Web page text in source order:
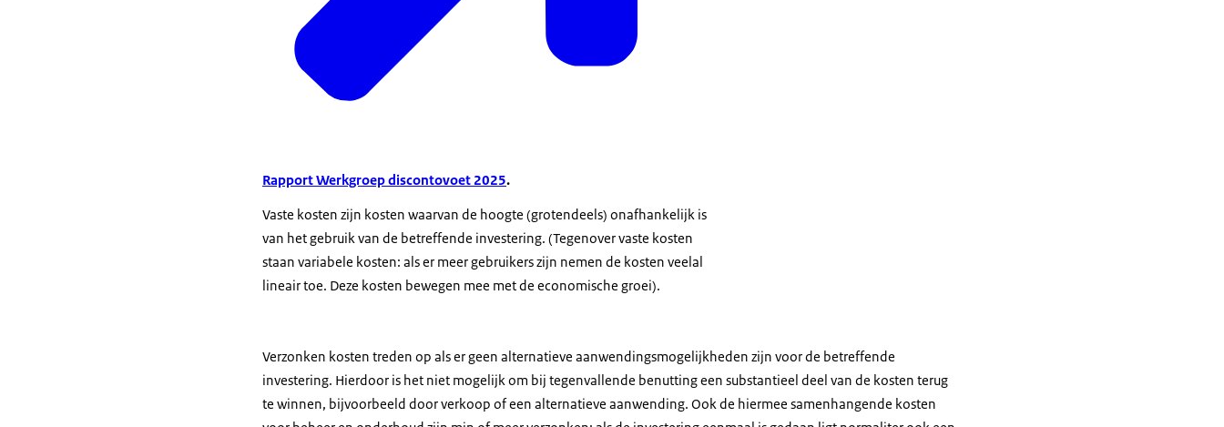
Rapport Werkgroep discontovoet 2025.
Vaste kosten zijn kosten waarvan de hoogte (grotendeels) onafhankelijk is
van het gebruik van de betreffende investering. (Tegenover vaste kosten
staan variabele kosten: als er meer gebruikers zijn nemen de kosten veelal
lineair toe. Deze kosten bewegen mee met de economische groei).
Verzonken kosten treden op als er geen alternatieve aanwendingsmogelijkheden zijn voor de betreffende
investering. Hierdoor is het niet mogelijk om bij tegenvallende benutting een substantieel deel van de kosten terug
te winnen, bijvoorbeeld door verkoop of een alternatieve aanwending. Ook de hiermee samenhangende kosten